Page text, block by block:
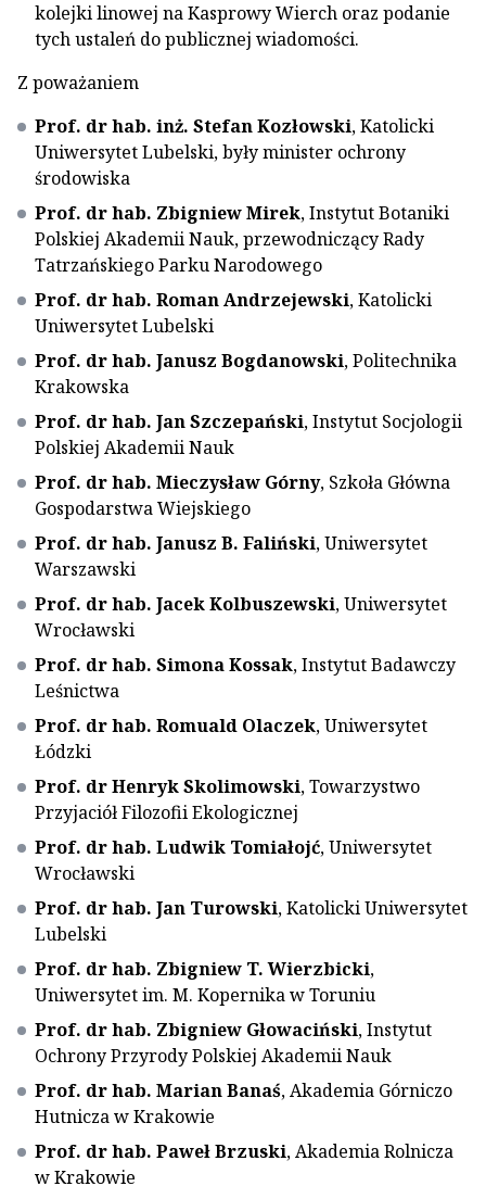
kolejki linowej na Kasprowy Wierch oraz podanie
tych ustaleń do publicznej wiadomości.
Z poważaniem
Prof. dr hab. inż. Stefan Kozłowski, Katolicki
Uniwersytet Lubelski, były minister ochrony
środowiska
Prof. dr hab. Zbigniew Mirek, Instytut Botaniki
Polskiej Akademii Nauk, przewodniczący Rady
Tatrzańskiego Parku Narodowego
Prof. dr hab. Roman Andrzejewski, Katolicki
Uniwersytet Lubelski
Prof. dr hab. Janusz Bogdanowski, Politechnika
Krakowska
Prof. dr hab. Jan Szczepański, Instytut Socjologii
Polskiej Akademii Nauk
Prof. dr hab. Mieczysław Górny, Szkoła Główna
Gospodarstwa Wiejskiego
Prof. dr hab. Janusz B. Faliński, Uniwersytet
Warszawski
Prof. dr hab. Jacek Kolbuszewski, Uniwersytet
Wrocławski
Prof. dr hab. Simona Kossak, Instytut Badawczy
Leśnictwa
Prof. dr hab. Romuald Olaczek, Uniwersytet
Łódzki
Prof. dr Henryk Skolimowski, Towarzystwo
Przyjaciół Filozofii Ekologicznej
Prof. dr hab. Ludwik Tomiałojć, Uniwersytet
Wrocławski
Prof. dr hab. Jan Turowski, Katolicki Uniwersytet
Lubelski
Prof. dr hab. Zbigniew T. Wierzbicki,
Uniwersytet im. M. Kopernika w Toruniu
Prof. dr hab. Zbigniew Głowaciński, Instytut
Ochrony Przyrody Polskiej Akademii Nauk
Prof. dr hab. Marian Banaś, Akademia Górniczo
Hutnicza w Krakowie
Prof. dr hab. Paweł Brzuski, Akademia Rolnicza
w Krakowie